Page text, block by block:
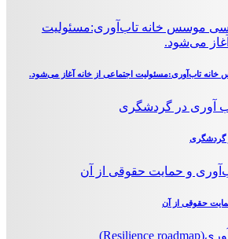
تاب‌آوری:مسئولیت اجتماعی از خانه آغاز می‌شود.
گردشگری
حقوقی از آن